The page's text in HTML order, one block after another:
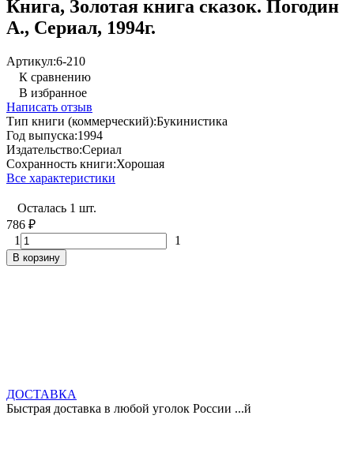
Книга, Золотая книга сказок. Погодин
А., Сериал, 1994г.
Артикул:6-210
К сравнению
В избранное
Написать отзыв
Тип книги (коммерческий):Букинистика
Год выпуска:1994
Издательство:Сериал
Сохранность книги:Хорошая
Все характеристики
Осталась 1 шт.
786 ₽
1
1
В корзину
ДОСТАВКА
Быстрая доставка в любой уголок России ...й